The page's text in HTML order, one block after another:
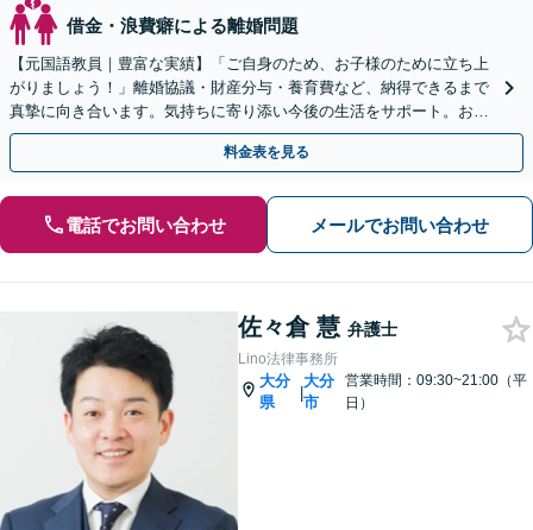
借金・浪費癖による離婚問題
【元国語教員｜豊富な実績】「ご自身のため、お子様のために立ち上
がりましょう！」離婚協議・財産分与・養育費など、納得できるまで
真摯に向き合います。気持ちに寄り添い今後の生活をサポート。お気
軽にご相談を【初回相談無料｜土日夜間相談｜大分駅9分】
料金表を見る
電話でお問い合わせ メールでお問い合わせ
佐々倉 慧 弁護士
Lino法律事務所
大分
県
|
大分
市
営業時間：09:30~21:00（平
日）